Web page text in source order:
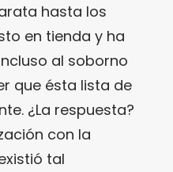
hasta los
en tienda y ha
al soborno
que ésta lista de
¿La respuesta?
con la
tal